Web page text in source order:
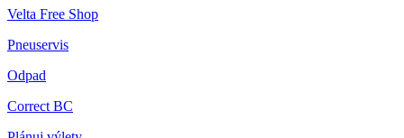
Velta Free Shop
Pneuservis
Odpad
Correct BC